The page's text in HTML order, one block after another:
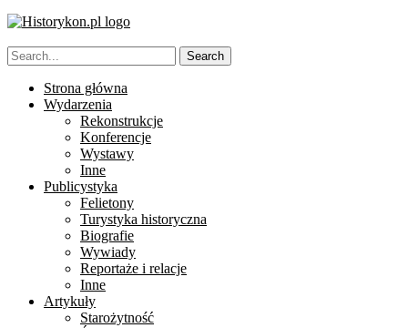
Strona główna
Wydarzenia
Rekonstrukcje
Konferencje
Wystawy
Inne
Publicystyka
Felietony
Turystyka historyczna
Biografie
Wywiady
Reportaże i relacje
Inne
Artykuły
Starożytność